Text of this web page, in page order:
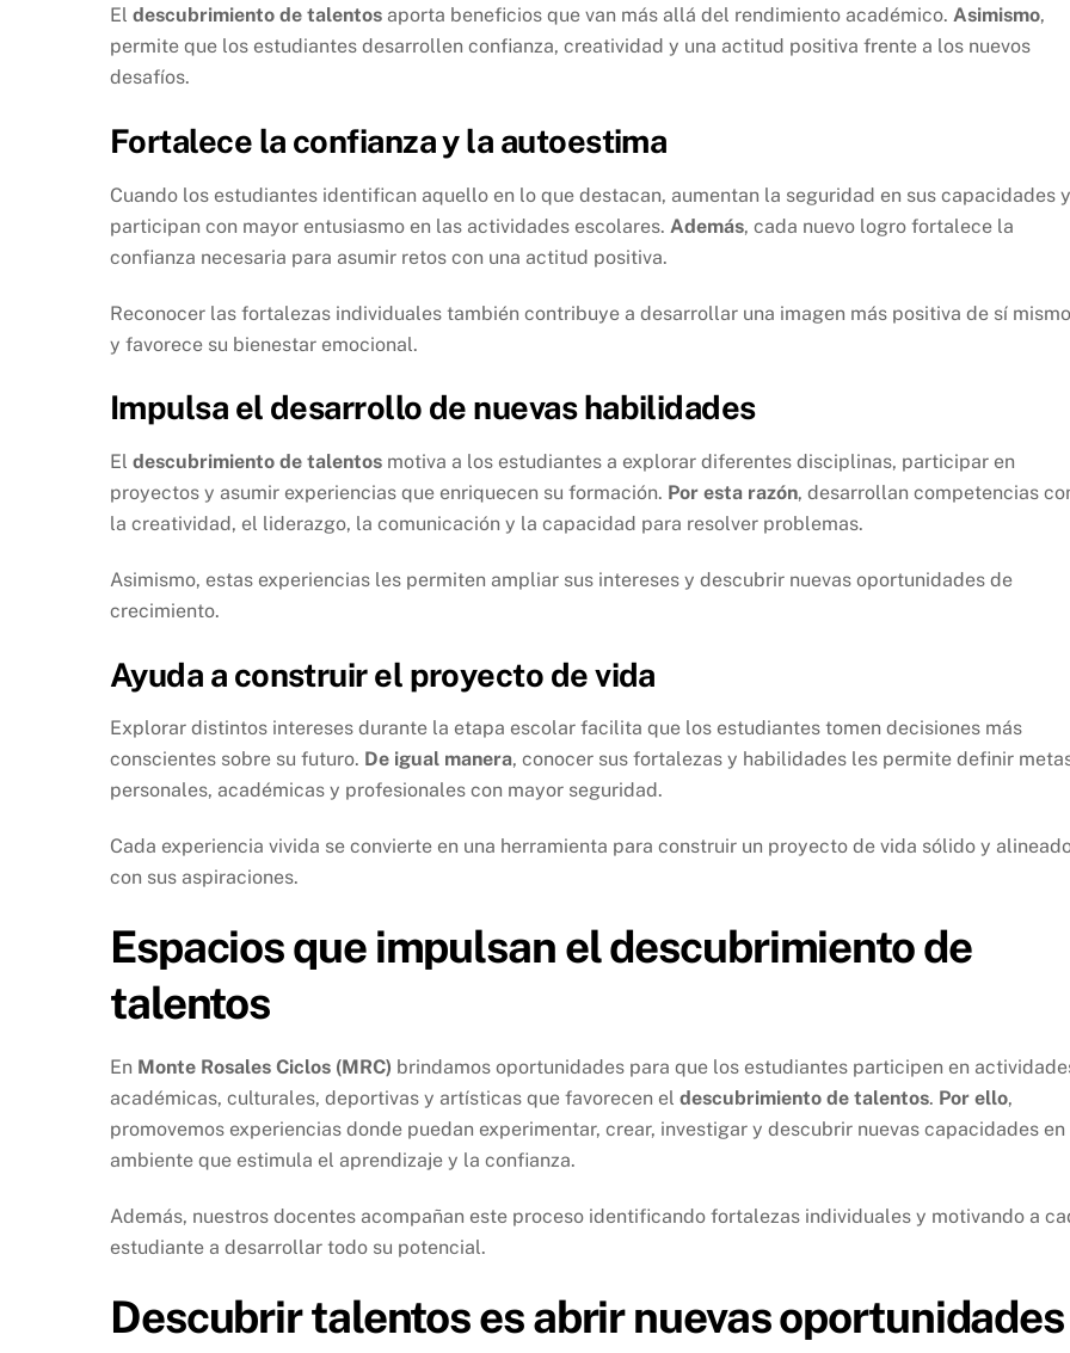
El descubrimiento de talentos aporta beneficios que van más allá del rendimiento académico. Asimismo,
permite que los estudiantes desarrollen confianza, creatividad y una actitud positiva frente a los nuevos
desafíos.
Fortalece la confianza y la autoestima
Cuando los estudiantes identifican aquello en lo que destacan, aumentan la seguridad en sus capacidades y
participan con mayor entusiasmo en las actividades escolares. Además, cada nuevo logro fortalece la
confianza necesaria para asumir retos con una actitud positiva.
Reconocer las fortalezas individuales también contribuye a desarrollar una imagen más positiva de sí
y favorece su bienestar emocional.
Impulsa el desarrollo de nuevas habilidades
El descubrimiento de talentos motiva a los estudiantes a explorar diferentes disciplinas, participar en
proyectos y asumir experiencias que enriquecen su formación. Por esta razón, desarrollan competencias
la creatividad, el liderazgo, la comunicación y la capacidad para resolver problemas.
Asimismo, estas experiencias les permiten ampliar sus intereses y descubrir nuevas oportunidades de
crecimiento.
Ayuda a construir el proyecto de vida
Explorar distintos intereses durante la etapa escolar facilita que los estudiantes tomen decisiones más
conscientes sobre su futuro. De igual manera, conocer sus fortalezas y habilidades les permite definir
personales, académicas y profesionales con mayor seguridad.
Cada experiencia vivida se convierte en una herramienta para construir un proyecto de vida sólido y
con sus aspiraciones.
Espacios que impulsan el descubrimiento de
talentos
En Monte Rosales Ciclos (MRC) brindamos oportunidades para que los estudiantes participen en
académicas, culturales, deportivas y artísticas que favorecen el descubrimiento de talentos. Por ello,
promovemos experiencias donde puedan experimentar, crear, investigar y descubrir nuevas capacidades en
ambiente que estimula el aprendizaje y la confianza.
Además, nuestros docentes acompañan este proceso identificando fortalezas individuales y motivando a
estudiante a desarrollar todo su potencial.
Descubrir talentos es abrir nuevas oportunidades